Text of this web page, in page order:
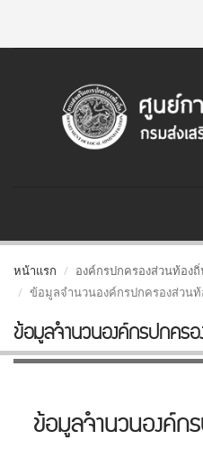
หน้าแรก
องค์กรปกครองส่วนท้อง
ข้อมูลจำนวนองค์กรปกครองส่วน
ข้อมูลจำนวนองค์กรปกคร
ข้อมูลจำนวนองค์ก